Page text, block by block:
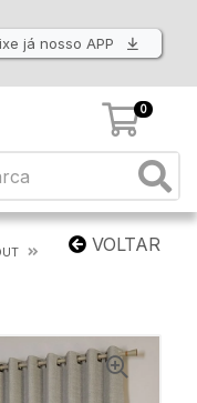
já nosso APP
0
VOLTAR